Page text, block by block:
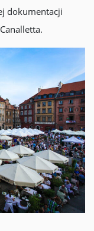
dokumentacji